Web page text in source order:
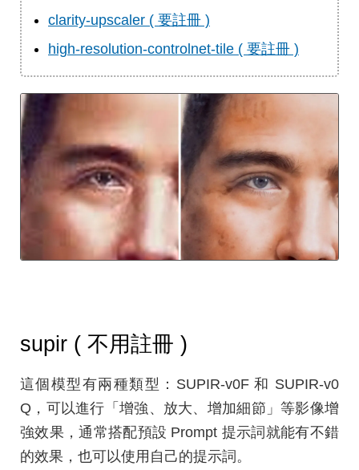
clarity-upscaler ( 要註冊 )
high-resolution-controlnet-tile ( 要註冊 )
supir ( 不用註冊 )
這個模型有兩種類型：SUPIR-v0F 和 SUPIR-v0
Q，可以進行「增強、放大、增加細節」等影像增
強效果，通常搭配預設 Prompt 提示詞就能有不錯
的效果，也可以使用自己的提示詞。